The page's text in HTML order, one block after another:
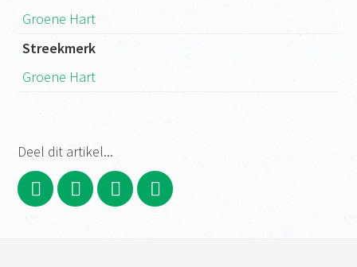
Groene Hart
Streekmerk
Groene Hart
Deel dit artikel...